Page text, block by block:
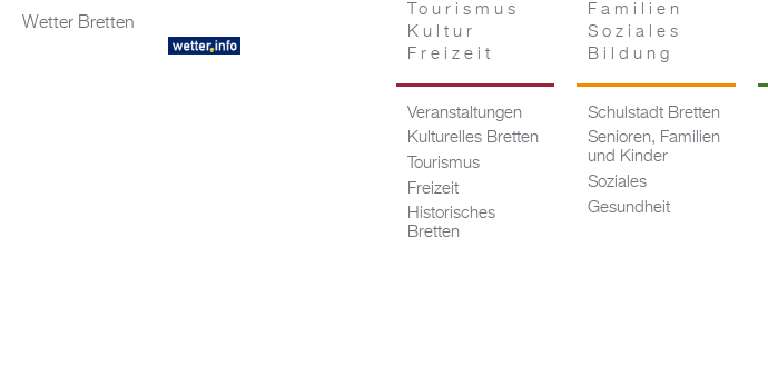
Wetter Bretten
Tourismus
Kultur
Freizeit
Veranstaltungen
Kulturelles Bretten
Tourismus
Freizeit
Historisches
Bretten
Familien
Soziales
Bildung
Schulstadt Bretten
Senioren, Familien
und Kinder
Soziales
Gesundheit